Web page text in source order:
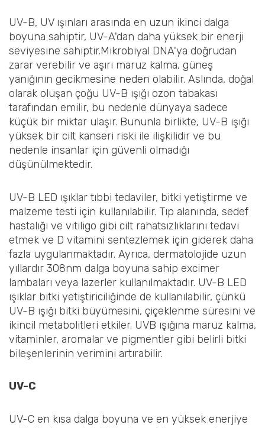
UV-B, UV ışınları arasında en uzun ikinci dalga
boyuna sahiptir, UV-A'dan daha yüksek bir enerji
seviyesine sahiptir.Mikrobiyal DNA'ya doğrudan
zarar verebilir ve aşırı maruz kalma, güneş
yanığının gecikmesine neden olabilir. Aslında, doğal
olarak oluşan çoğu UV-B ışığı ozon tabakası
tarafından emilir, bu nedenle dünyaya sadece
küçük bir miktar ulaşır. Bununla birlikte, UV-B ışığı
yüksek bir cilt kanseri riski ile ilişkilidir ve bu
nedenle insanlar için güvenli olmadığı
düşünülmektedir.
UV-B LED ışıklar tıbbi tedaviler, bitki yetiştirme ve
malzeme testi için kullanılabilir. Tıp alanında, sedef
hastalığı ve vitiligo gibi cilt rahatsızlıklarını tedavi
etmek ve D vitamini sentezlemek için giderek daha
fazla uygulanmaktadır. Ayrıca, dermatolojide uzun
yıllardır 308nm dalga boyuna sahip excimer
lambaları veya lazerler kullanılmaktadır. UV-B LED
ışıklar bitki yetiştiriciliğinde de kullanılabilir, çünkü
UV-B ışığı bitki büyümesini, çiçeklenme süresini ve
ikincil metabolitleri etkiler. UVB ışığına maruz kalma,
vitaminler, aromalar ve pigmentler gibi belirli bitki
bileşenlerinin verimini artırabilir.
UV-C
UV-C en kısa dalga boyuna ve en yüksek enerjiye